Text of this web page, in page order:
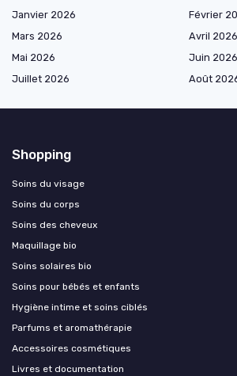
Janvier 2026
Février
Mars 2026
Avril 2026
Mai 2026
Juin 2026
Juillet 2026
Août
Shopping
Soins du visage
Soins du corps
Soins des cheveux
Maquillage bio
Soins solaires bio
Soins pour bébés et enfants
Hygiène intime et soins ciblés
Parfums et aromathérapie
Accessoires cosmétiques
Livres et documentation